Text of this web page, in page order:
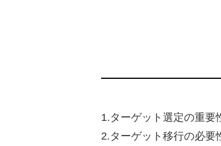
1.ターゲット選定の重要
2.ターゲット移行の必要